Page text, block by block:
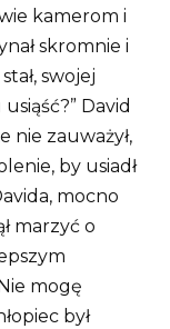
kamerom i
skromnie i
swojej
David
nie zauważył,
by usiadł
mocno
marzyć o
mogę
był